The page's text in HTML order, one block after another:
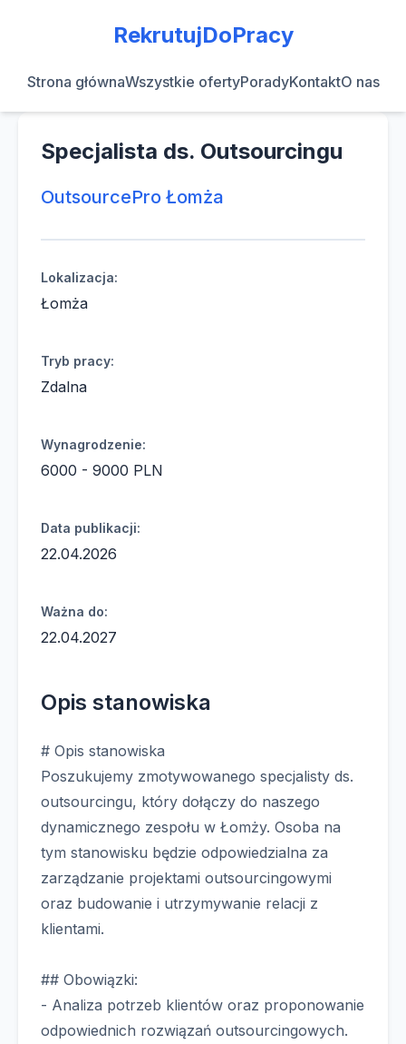
RekrutujDoPracy
Strona głównaWszystkie ofertyPoradyKontaktO nas
Specjalista ds. Outsourcingu
OutsourcePro Łomża
Lokalizacja:
Łomża
Tryb pracy:
Zdalna
Wynagrodzenie:
6000 - 9000 PLN
Data publikacji:
22.04.2026
Ważna do:
22.04.2027
Opis stanowiska
# Opis stanowiska
Poszukujemy zmotywowanego specjalisty ds.
outsourcingu, który dołączy do naszego
dynamicznego zespołu w Łomży. Osoba na
tym stanowisku będzie odpowiedzialna za
zarządzanie projektami outsourcingowymi
oraz budowanie i utrzymywanie relacji z
klientami.
## Obowiązki:
- Analiza potrzeb klientów oraz proponowanie
odpowiednich rozwiązań outsourcingowych.